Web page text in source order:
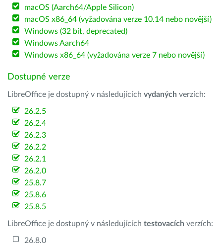
macOS (Aarch64/Apple Silicon)
macOS x86_64 (vyžadována verze 10.14 nebo novější)
Windows (32 bit, deprecated)
Windows Aarch64
Windows x86_64 (vyžadována verze 7 nebo novější)
Dostupné verze
LibreOffice je dostupný v následujících vydaných verzích:
26.2.5
26.2.4
26.2.3
26.2.2
26.2.1
26.2.0
25.8.7
25.8.6
25.8.5
LibreOffice je dostupný v následujících testovacích verzích:
26.8.0